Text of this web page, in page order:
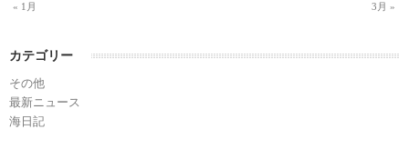
« 1月 3月 »
カテゴリー
その他
最新ニュース
海日記